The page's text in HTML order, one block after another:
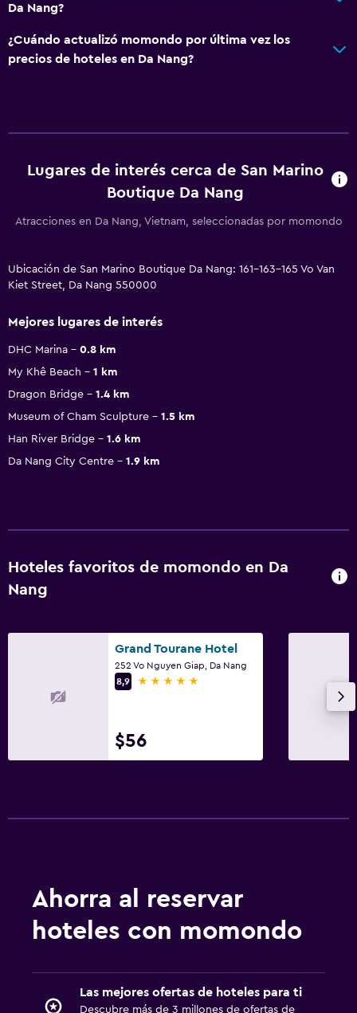
Da Nang?
¿Cuándo actualizó momondo por última vez los
precios de hoteles en Da Nang?
Lugares de interés cerca de San Marino
Boutique Da Nang
Atracciones en Da Nang, Vietnam, seleccionadas por momondo
Ubicación de San Marino Boutique Da Nang: 161-163-165 Vo Van
Kiet Street, Da Nang 550000
Mejores lugares de interés
DHC Marina
0.8 km
My Khê Beach
1 km
Dragon Bridge
1.4 km
Museum of Cham Sculpture
1.5 km
Han River Bridge
1.6 km
Da Nang City Centre
1.9 km
Hoteles favoritos de momondo en Da
Nang
Grand Tourane Hotel
252 Vo Nguyen Giap, Da Nang
8,9
5 estrellas
$56
Ahorra al reservar
hoteles con momondo
Las mejores ofertas de hoteles para ti
Descubre más de 3 millones de ofertas de